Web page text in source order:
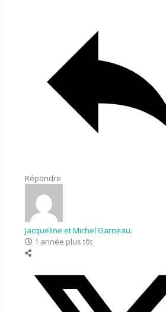
Répondre
Jacqueline et Michel Garneau.
1 année plus tôt